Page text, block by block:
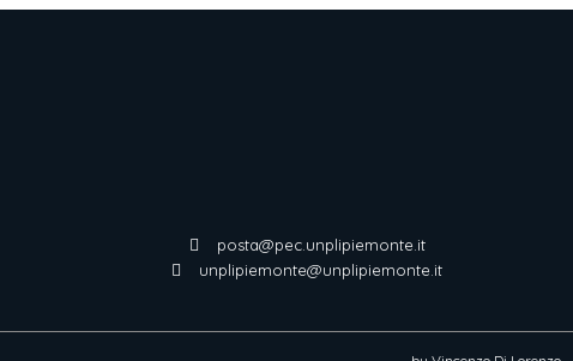
posta@pec.unplipiemonte.it
unplipiemonte@unplipiemonte.it